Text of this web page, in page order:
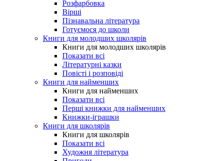
Розфарбовка
Вірші
Пізнавальна література
Готуємося до школи
Книги для молодших школярів
Книги для молодших школярів
Показати всі
Літературні казки
Повісті і розповіді
Книги для найменших
Книги для найменших
Показати всі
Перші книжки для найменших
Книжки-іграшки
Книги для школярів
Книги для школярів
Показати всі
Художня література